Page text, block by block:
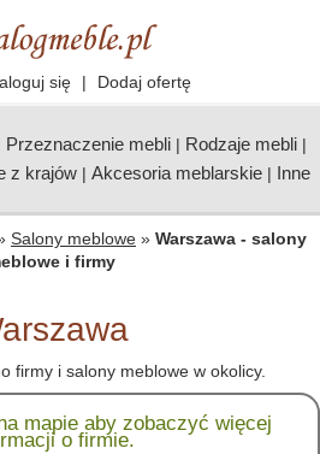
się | Dodaj ofertę
Przeznaczenie mebli| Rodzaje mebli|
z krajów | Akcesoria meblarskie | Inne
Salony meblowe » Warszawa - salony
i firmy
firmy i salony meblowe w okolicy.
mapie aby zobaczyć więcej
o firmie.